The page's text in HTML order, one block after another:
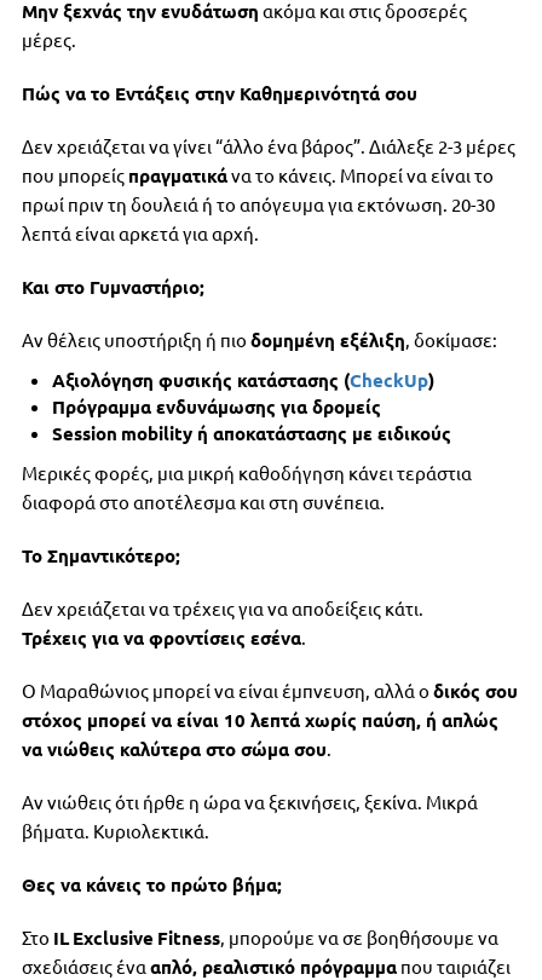
Μην ξεχνάς την ενυδάτωση ακόμα και στις δροσερές
μέρες.
Πώς να το Εντάξεις στην Καθημερινότητά σου
Δεν χρειάζεται να γίνει “άλλο ένα βάρος”. Διάλεξε 2-3 μέρες
που μπορείς πραγματικάνα το κάνεις. Μπορεί να είναι το
πρωί πριν τη δουλειά ή το απόγευμα για εκτόνωση. 20-30
λεπτά είναι αρκετά για αρχή.
Και στο Γυμναστήριο;
Αν θέλεις υποστήριξη ή πιο δομημένη εξέλιξη, δοκίμασε:
Αξιολόγηση φυσικής κατάστασης (CheckUp)
Πρόγραμμα ενδυνάμωσης για δρομείς
Session mobilityή αποκατάστασης με ειδικούς
Μερικές φορές, μια μικρή καθοδήγηση κάνει τεράστια
διαφορά στο αποτέλεσμα και στη συνέπεια.
Το Σημαντικότερο;
Δεν χρειάζεται να τρέχεις για να αποδείξεις κάτι.
Τρέχεις για να φροντίσεις εσένα.
Ο Μαραθώνιος μπορεί να είναι έμπνευση, αλλά ο δικός σου
στόχος μπορεί να είναι 10 λεπτά χωρίς παύση, ή απλώς
να νιώθεις καλύτερα στο σώμα σου.
Αν νιώθεις ότι ήρθε η ώρα να ξεκινήσεις, ξεκίνα. Μικρά
βήματα. Κυριολεκτικά.
Θες να κάνεις το πρώτο βήμα;
Στο IL Exclusive Fitness, μπορούμε να σε βοηθήσουμε να
σχεδιάσεις ένα απλό, ρεαλιστικό πρόγραμμαπου ταιριάζει